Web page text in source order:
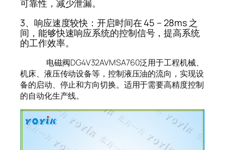
可靠性，减少泄漏。
3、响应速度较快：开启时间在 45 – 28ms 之
间，能够快速响应系统的控制信号，提高系统
的工作效率。
电磁阀DG4V32AVMSA760泛用于工程机械、
机床、液压传动设备等，控制液压油的流向，实现设
备的启动、停止和方向切换。适用于需要高精度控制
的自动化生产线。